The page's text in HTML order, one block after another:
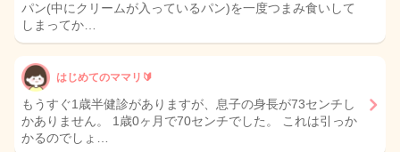
パン(中にクリームが入っているパン)を一度つまみ食いして
しまってか…
はじめてのママリ🔰
もうすぐ1歳半健診がありますが、息子の身長が73センチし
かありません。 1歳0ヶ月で70センチでした。 これは引っか
かるのでしょ…